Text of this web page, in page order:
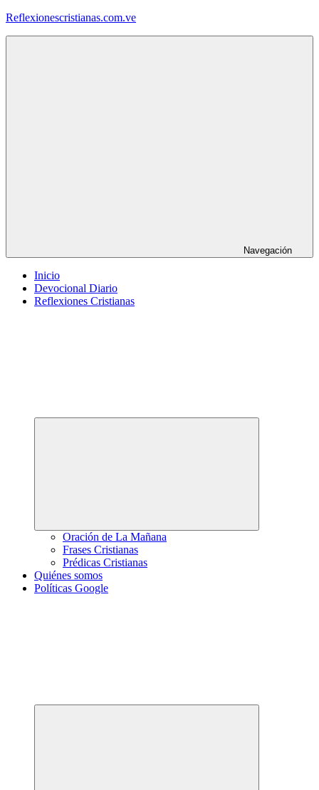
Saltar
Reflexionescristianas.com.ve
Navegación
Inicio
Devocional Diario
Reflexiones Cristianas
Oración de La Mañana
Frases Cristianas
Prédicas Cristianas
Quiénes somos
Políticas Google